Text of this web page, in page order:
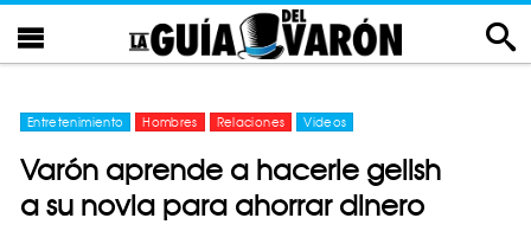
Entretenimiento Hombres Relaciones Videos
Varón aprende a hacerle gelish
a su novia para ahorrar dinero